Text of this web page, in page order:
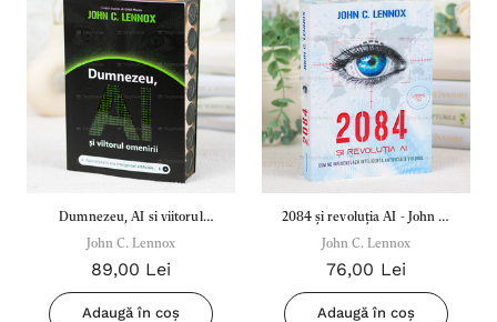
Dumnezeu, AI si viitorul
omenirii - John C. Lennox
John C. Lennox
89,00 Lei
Adaugă în coș
2084 și revoluția AI - John C.
Lennox
John C. Lennox
76,00 Lei
Adaugă în coș